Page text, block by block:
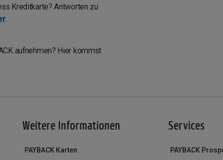
Kreditkarte? Antworten zu
.
aufnehmen? Hier kommst
Weitere Informationen
PAYBACK Karten
Services
PAYBACK